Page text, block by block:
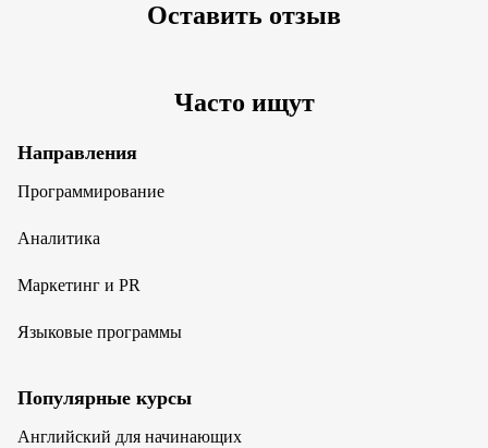
Оставить отзыв
Часто ищут
Направления
Программирование
Аналитика
Маркетинг и PR
Языковые программы
Популярные курсы
Английский для начинающих